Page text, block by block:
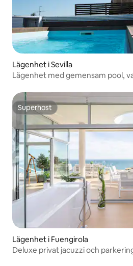
Lägenhet i Sevilla
Lägenhet med gemensam pool,
Superhost
Superhost
Lägenhet i Fuengirola
Deluxe privat jacuzzi och